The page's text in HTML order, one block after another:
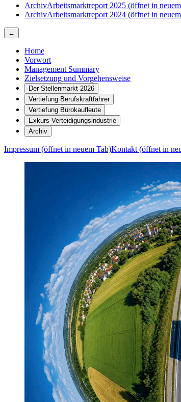
ArchivArbeitsmarktreport 2025 (öffnet in
ArchivArbeitsmarktreport 2024 (öffnet in
←
Home
Vorwort
Management Summary
Zielsetzung und Vorgehensweise
Der Stellenmarkt 2026
Vertiefung Berufskraftfahrer
Vertiefung Bürokaufleute
Exkurs Verteidigungsindustrie
Archiv
Impressum (öffnet in neuem Tab)Kontakt (öffnet in